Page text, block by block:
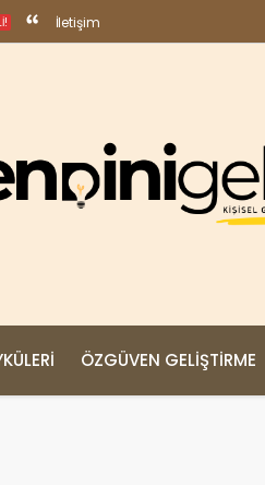
İletişim
ÖZGÜVEN GELIŞTIRME